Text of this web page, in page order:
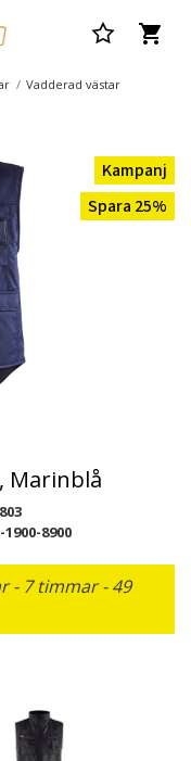
Vadderad västar
Kampanj
Spara 25%
Marinblå
1900-8900
- 7 timmar - 49